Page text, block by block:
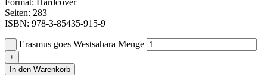
Format: Hardcover
Seiten: 283
ISBN: 978-3-85435-915-9
Erasmus goes Westsahara Menge
In den Warenkorb